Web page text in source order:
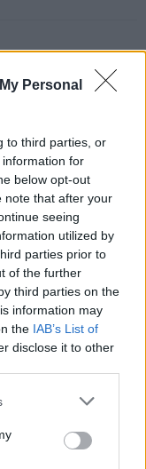
Personal
to third parties, or
for
below opt-out
note that after your
seeing
utilized by
parties prior to
of the further
third parties on the
information may
the IAB’s List of
disclose it to other
or more Google
You may click to
party tags to
Alien:
a
rekordot
a